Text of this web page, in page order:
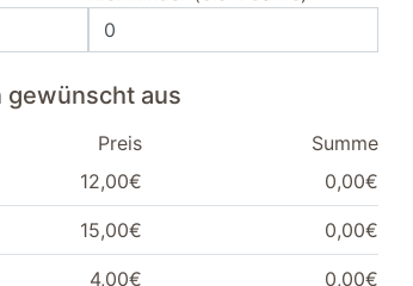
gewünscht aus
Preis
Summe
12,00€ 0,00€
15,00€ 0,00€
4,00€ 0,00€